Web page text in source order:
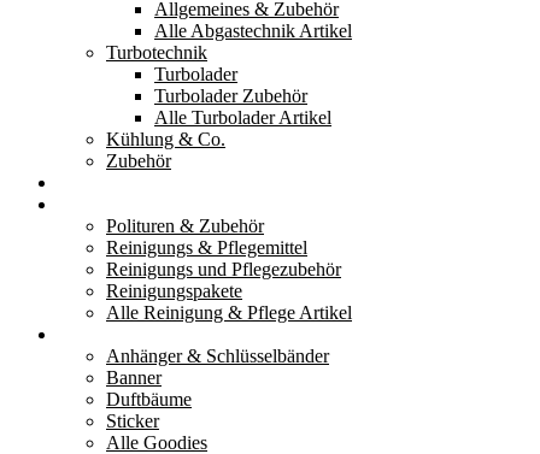
Allgemeines & Zubehör
Alle Abgastechnik Artikel
Turbotechnik
Turbolader
Turbolader Zubehör
Alle Turbolader Artikel
Kühlung & Co.
Zubehör
Polituren & Zubehör
Reinigungs & Pflegemittel
Reinigungs und Pflegezubehör
Reinigungspakete
Alle Reinigung & Pflege Artikel
Anhänger & Schlüsselbänder
Banner
Duftbäume
Sticker
Alle Goodies